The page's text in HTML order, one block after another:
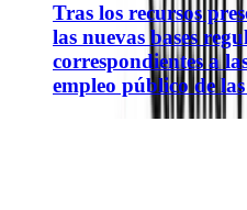
Tras los recursos
las nuevas bases
correspondientes a
empleo público de